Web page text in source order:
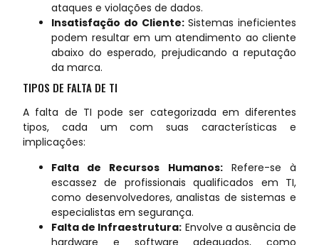
ataques e violações de dados.
Insatisfação do Cliente:Sistemas ineficientes
podem resultar em um atendimento ao cliente
abaixo do esperado, prejudicando a reputação
da marca.
TIPOS DE FALTA DE TI
A falta de TI pode ser categorizada em diferentes
tipos, cada um com suas características e
implicações:
Falta de Recursos Humanos:Refere-se à
escassez de profissionais qualificados em TI,
como desenvolvedores, analistas de sistemas e
especialistas em segurança.
Falta de Infraestrutura: Envolve a ausência de
hardware e software adequados, como